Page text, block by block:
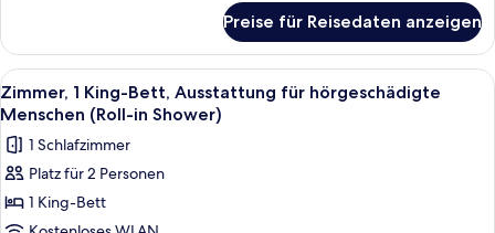
anzeigen
1 King-
Bett
und
Schlafsofa,
Preise für Reisedaten anzeigen
Alle
Fotos
für
Zimmer,
1 King-
Bett,
Ein Hotelzimmer mit einem großen
8
Zimmer, 1 King-Bett, Ausstattung für hörgeschädigte
Menschen (Roll-in Shower)
1 Schlafzimmer
Platz für 2 Personen
1 King-Bett